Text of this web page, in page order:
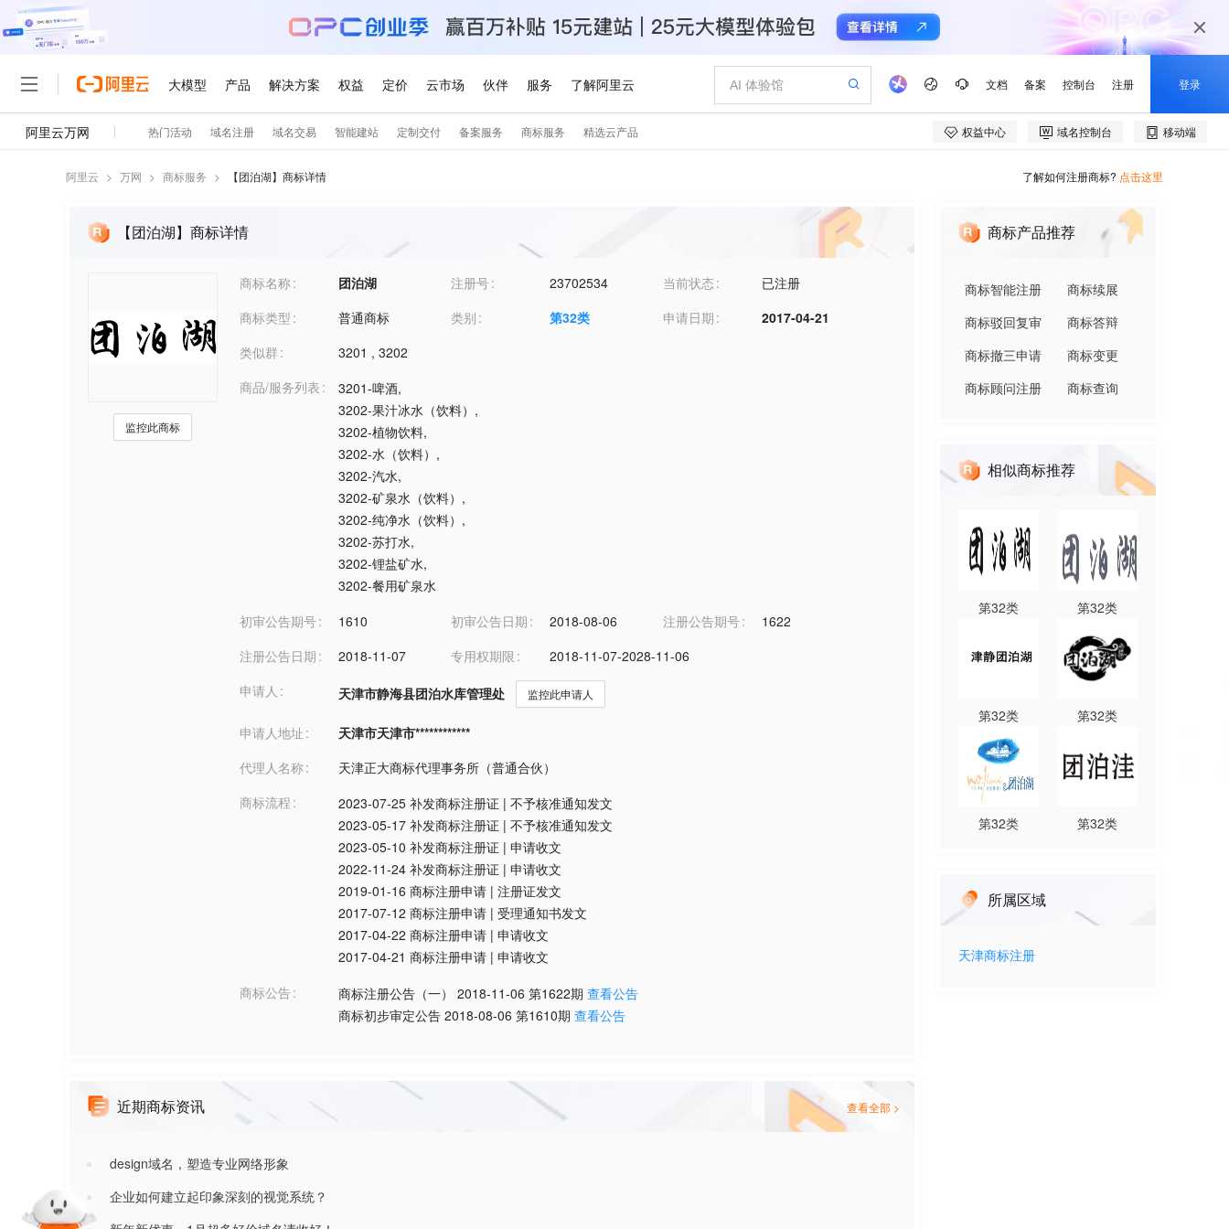
阿里云 > 万网 > 商标服务 > 【团泊湖】商标详情 了解如何注册商标? 点击这里
【团泊湖】商标详情
监控此商标
商标名称 团泊湖 注册号 23702534 当前状态
已注册
商标类型
普通商标 类别 第32类 申请日期
2017-04-21
类似群
3201 , 3202
商品/服务列表
3201-啤酒,
3202-果汁冰水（饮料） ,
3202-植物饮料,
3202-水（饮料） ,
3202-汽水,
3202-矿泉水（饮料） ,
3202-纯净水（饮料） ,
3202-苏打水,
3202-锂盐矿水,
3202-餐用矿泉水
初审公告期号
1610 初审公告日期 2018-08-06 注册公告期号
1622
注册公告日期
2018-11-07 专用权期限
2018-11-07-2028-11-06
申请人
天津市静海县团泊水库管理处 监控此申请人
申请人地址
天津市天津市************
代理人名称
天津正大商标代理事务所（普通合伙）
商标流程
2023-07-25 补发商标注册证 | 不予核准通知发文
2023-05-17 补发商标注册证 | 不予核准通知发文
2023-05-10 补发商标注册证 | 申请收文
2022-11-24 补发商标注册证 | 申请收文
2019-01-16 商标注册申请 | 注册证发文
2017-07-12 商标注册申请 | 受理通知书发文
2017-04-22 商标注册申请 | 申请收文
2017-04-21 商标注册申请 | 申请收文
商标公告
商标注册公告（一） 2018-11-06 第1622期 查看公告
商标初步审定公告 2018-08-06 第1610期 查看公告
近期商标资讯 查看全部 >
design域名，塑造专业网络形象
企业如何建立起印象深刻的视觉系统？
商标产品推荐
商标智能注册
商标续展
商标驳回复审
商标答辩
商标撤三申请
商标变更
商标顾问注册
商标查询
相似商标推荐
第32类 第32类
第32类 第32类
第32类 第32类
所属区域
天津商标注册